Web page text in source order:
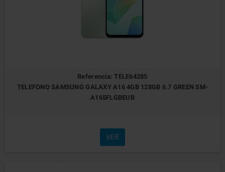
Referencia: TELE64285
TELEFONO SAMSUNG GALAXY A16 4GB 128GB 6.7 GREEN SM-
A165FLGBEUB
VER